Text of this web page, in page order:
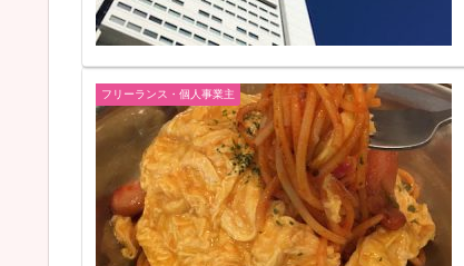
フリーランス・個人事業主